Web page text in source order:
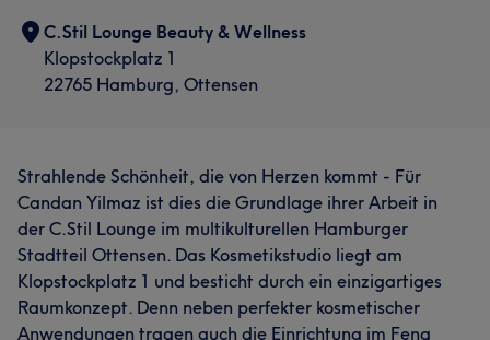
C.Stil Lounge Beauty & Wellness
Klopstockplatz 1
22765 Hamburg, Ottensen
Strahlende Schönheit, die von Herzen kommt - Für
Candan Yilmaz ist dies die Grundlage ihrer Arbeit in
der C.Stil Lounge im multikulturellen Hamburger
Stadtteil Ottensen. Das Kosmetikstudio liegt am
Klopstockplatz 1 und besticht durch ein einzigartiges
Raumkonzept. Denn neben perfekter kosmetischer
Anwendungen tragen auch die Einrichtung im Feng